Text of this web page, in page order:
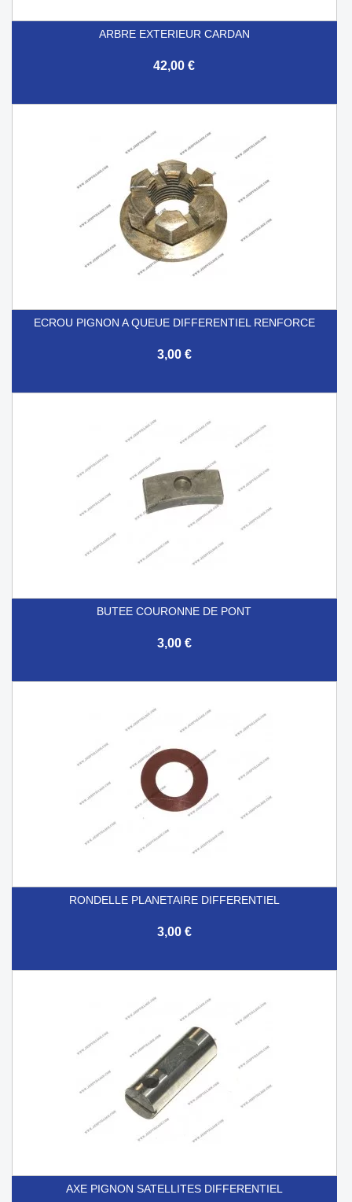
ARBRE EXTERIEUR CARDAN
42,00 €
ECROU PIGNON A QUEUE DIFFERENTIEL RENFORCE
3,00 €
BUTEE COURONNE DE PONT
3,00 €
RONDELLE PLANETAIRE DIFFERENTIEL
3,00 €
AXE PIGNON SATELLITES DIFFERENTIEL